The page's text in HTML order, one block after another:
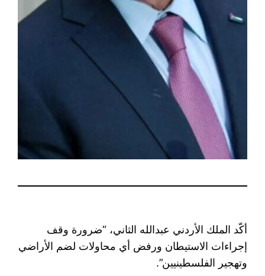
أكّد الملك الأردني عبدالله الثاني، “ضرورة وقف
إجراءات الاستيطان ورفض أي محاولات لضم الأراضي
وتهجير الفلسطينيين”.